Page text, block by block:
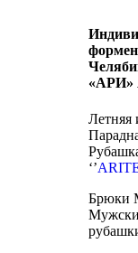
«АРИ»
‘’
Брюки